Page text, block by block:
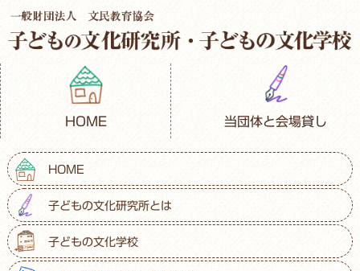
HOME 当団体と会場貸し
HOME
子どもの文化研究所とは
子どもの文化学校